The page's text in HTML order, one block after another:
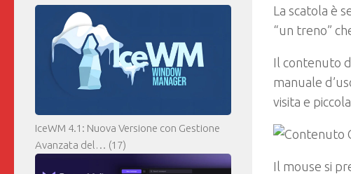
La scatola è
“un treno”
Il contenuto
manuale
visita e
Il mouse si
IceWM 4.1: Nuova Versione con Gestione
Avanzata del… (17)